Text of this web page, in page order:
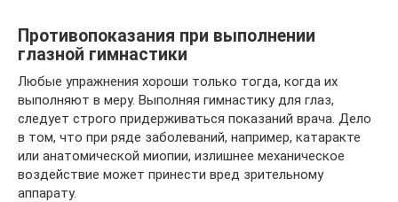
Противопоказания при выполнении
глазной гимнастики
Любые упражнения хороши только тогда, когда их
выполняют в меру. Выполняя гимнастику для глаз,
следует строго придерживаться показаний врача. Дело
в том, что при ряде заболеваний, например, катаракте
или анатомической миопии, излишнее механическое
воздействие может принести вред зрительному
аппарату.